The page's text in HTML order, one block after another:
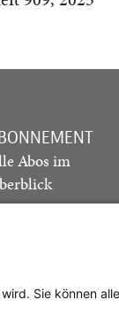
Abos im
Abo
Abo
Sie können